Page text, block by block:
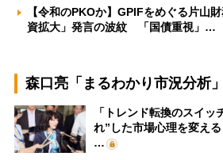
【令和のPKOか】GPIFをめぐる片山
資拡大」発言の波紋 「国債重視」…
森口亮「まるわかり市況分析」
「トレンド転換のスイ
れ”した市場心理を変え
…